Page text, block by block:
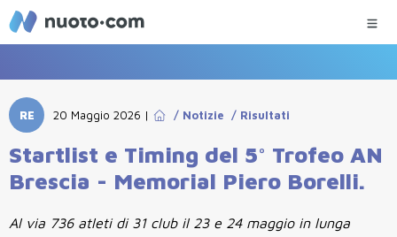
RE 20 Maggio 2026 | / Notizie / Risultati
Startlist e Timing del 5° Trofeo AN
Brescia - Memorial Piero Borelli.
Al via 736 atleti di 31 club il 23 e 24 maggio in lunga